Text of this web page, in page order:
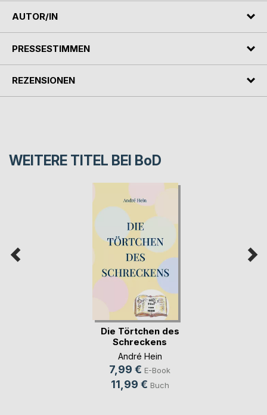
AUTOR/IN
PRESSESTIMMEN
REZENSIONEN
WEITERE TITEL BEI BoD
Die Törtchen des
Schreckens
André Hein
7,99 € E-Book
11,99 € Buch